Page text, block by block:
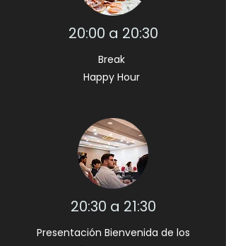
20:00 a 20:30
Break
Happy Hour
20:30 a 21:30
Presentación Bienvenida de los